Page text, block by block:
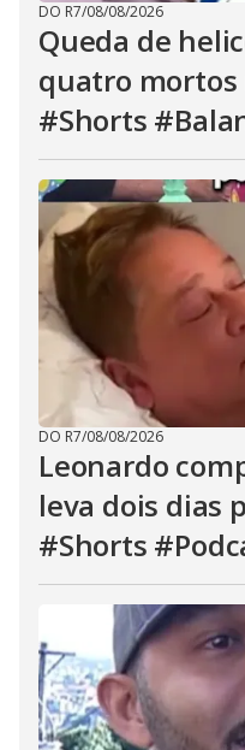
DO R7/08/08/2026
Queda de
quatro mortos
#Shorts
DO R7/08/08/2026
Leonardo
leva dois dias
#Shorts